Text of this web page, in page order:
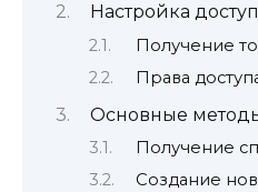
Настройка
Получение
Права
Основные
Получение
Создание